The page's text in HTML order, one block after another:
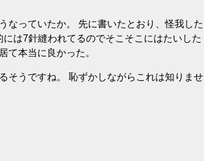
なっていたか。 先に書いたとおり、怪我した
は7針縫われてるのでそこそこにはたいした
て本当に良かった。
そうですね。 恥ずかしながらこれは知りませ